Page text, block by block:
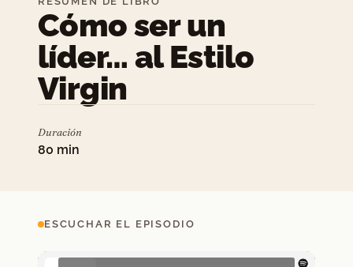
Cómo ser un
líder… al Estilo
Virgin
Duración
80 min
ESCUCHAR EL EPISODIO